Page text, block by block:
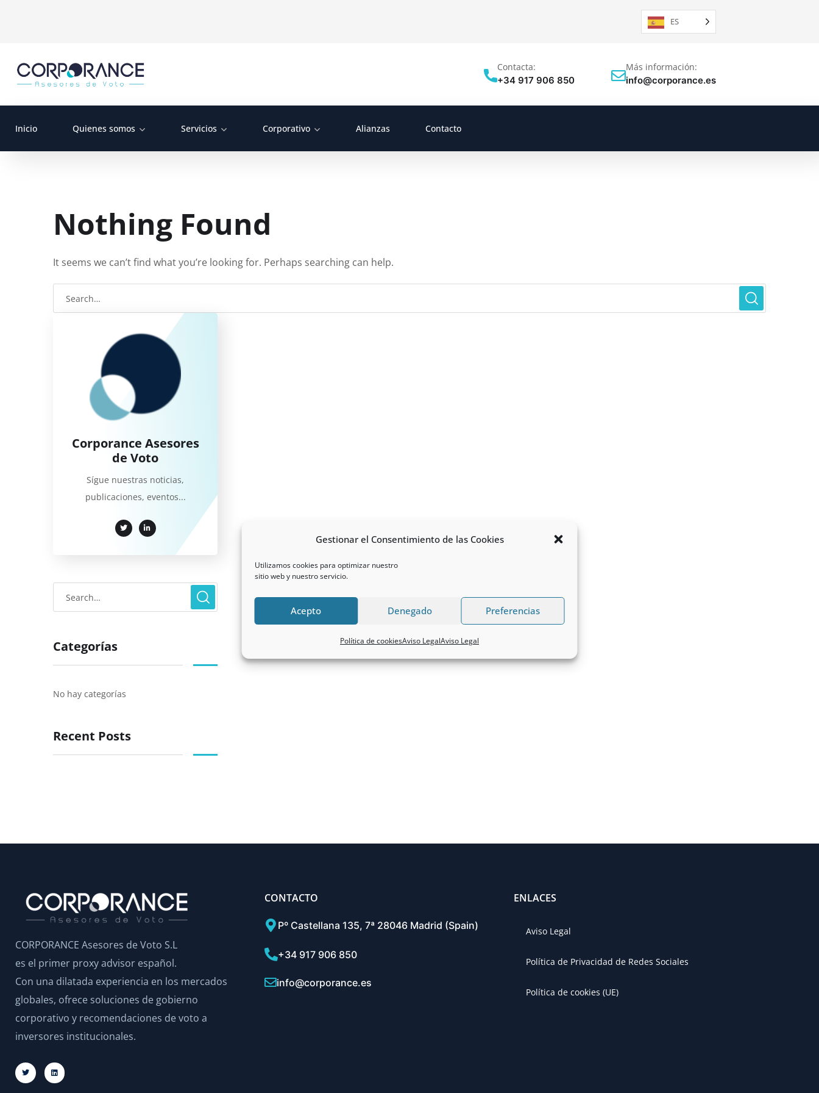
Gestionar el Consentimiento de las Cookies
Utilizamos cookies para optimizar nuestro
sitio web y nuestro servicio.
Acepto Denegado Preferencias
Política de cookiesAviso LegalAviso Legal
ES
Contacta:
+34 917 906 850
Más información:
info@corporance.es
Inicio Quienes somos Servicios Corporativo Alianzas Contacto
Nothing Found
It seems we can’t find what you’re looking for. Perhaps searching can help.
Corporance Asesores
de Voto
Sígue nuestras noticias,
publicaciones, eventos...
Categorías
No hay categorías
Recent Posts
CORPORANCE Asesores de Voto S.L
es el primer proxy advisor español.
Con una dilatada experiencia en los mercados
globales, ofrece soluciones de gobierno
corporativo y recomendaciones de voto a
inversores institucionales.
CONTACTO
Pº Castellana 135, 7ª 28046 Madrid (Spain)
+34 917 906 850
info@corporance.es
ENLACES
Aviso Legal
Política de Privacidad de Redes Sociales
Política de cookies (UE)